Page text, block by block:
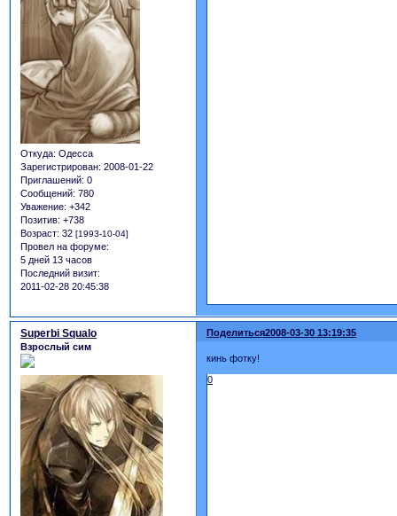
Откуда: Одесса
Зарегистрирован: 2008-01-22
Приглашений: 0
Сообщений: 780
Уважение: +342
Позитив: +738
Возраст: 32 [1993-10-04]
Провел на форуме:
5 дней 13 часов
Последний визит:
2011-02-28 20:45:38
Поделиться2008-03-30 13:19:35
Superbi Squalo
Взрослый сим
кинь фотку!
0